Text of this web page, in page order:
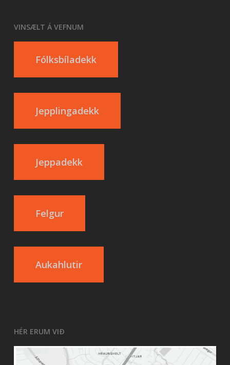
VINSÆLT Á VEFNUM
Fólksbíladekk
Jepplingadekk
Jeppadekk
Felgur
Aukahlutir
HÉR ERUM VIÐ